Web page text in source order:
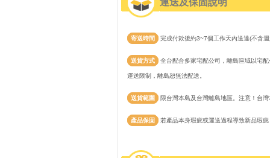
寄送時間 完成付款後約3~7個工作天內送達(不含
送貨方式 全台配合多家宅配公司，離島區域以宅
運送限制，離島恕無法配送。
送貨範圍 限台灣本島及台灣離島地區。注意！台
產品保固 若產品本身瑕疵或運送過程導致新品瑕